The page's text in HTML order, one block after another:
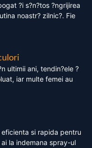
?i s?n?tos ?ngrijirea
noastr? zilnic?. Fie
ultimii ani, tendin?ele ?
iar multe femei au
si rapida pentru
la indemana spray-ul